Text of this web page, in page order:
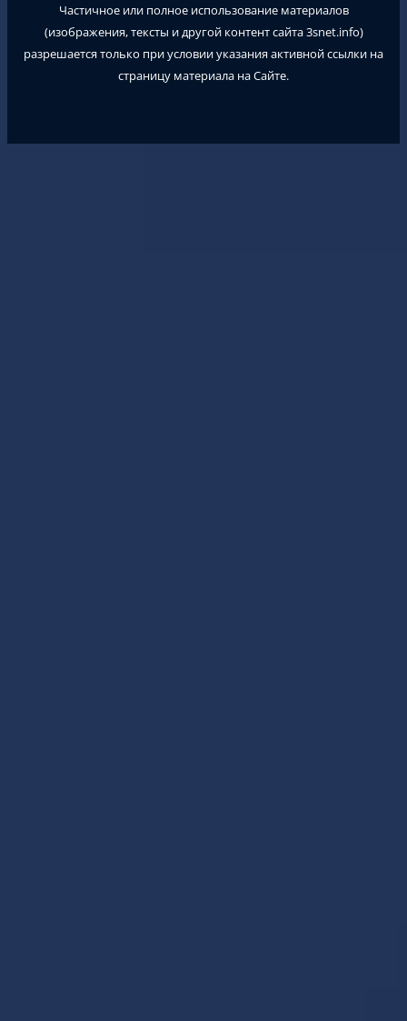
Частичное или полное использование материалов
(изображения, тексты и другой контент сайта3snet.info)
разрешается только при условии указания активной ссылки на
страницу материала на Сайте.